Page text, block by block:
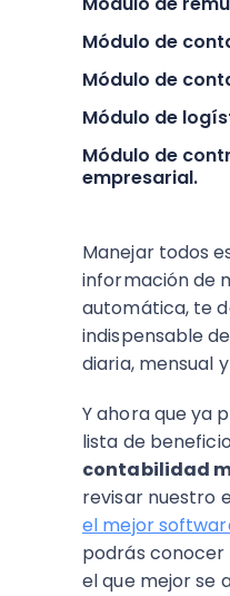
Módulo de
Módulo de
Módulo de
Módulo de
empresarial.
Manejar todos
información de
automática, te
indispensable
diaria, mensual
Y ahora que ya
lista de
contabilidad
revisar nuestro
el mejor
podrás conocer
el que mejor se